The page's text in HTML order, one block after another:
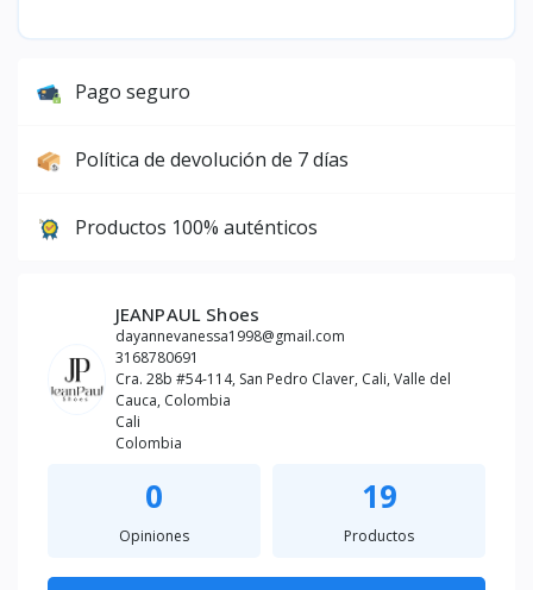
Pago seguro
Política de devolución de 7 días
Productos 100% auténticos
JEANPAUL Shoes
dayannevanessa1998@gmail.com
3168780691
Cra. 28b #54-114, San Pedro Claver, Cali, Valle del
Cauca, Colombia
Cali
Colombia
0
Opiniones
19
Productos